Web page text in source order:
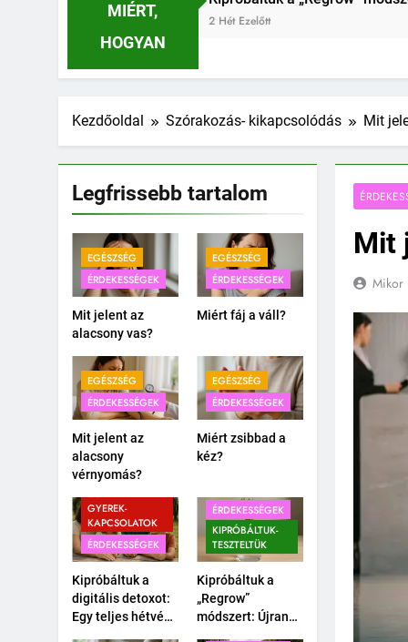
MIÉRT,
HOGYAN
Kezdőoldal Szórakozás- kikapcsolódás Mit
Legfrissebb tartalom
EGÉSZSÉG
ÉRDEKESSÉGEK
Mit jelent az
alacsony vas?
EGÉSZSÉG
ÉRDEKESSÉGEK
Miért fáj a váll?
EGÉSZSÉG
ÉRDEKESSÉGEK
Mit jelent az
alacsony
vérnyomás?
EGÉSZSÉG
ÉRDEKESSÉGEK
Miért zsibbad a
kéz?
GYEREK-
KAPCSOLATOK
ÉRDEKESSÉGEK
Kipróbáltuk a
digitális detoxot:
Egy teljes hétvége
ÉRDEKESSÉGEK
KIPRÓBÁLTUK-
TESZTELTÜK
Kipróbáltuk a
„Regrow”
módszert: Újranő
Mit
Mikor